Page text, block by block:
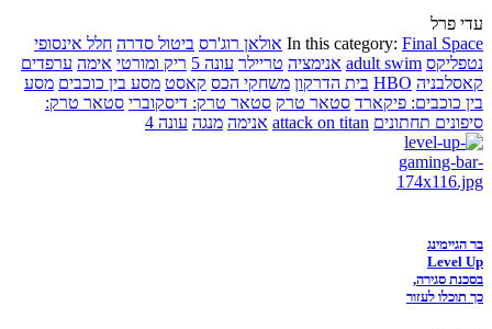
עדי פרל
In this category: Final Space אולאן רוג'רס ביטול סדרה חלל אינסופי
נטפליקס adult swim אנימציה טריילר עונה 5 ריק ומורטי אימה ערפדים
קאסלבניה HBO בית הדרקון משחקי הכס קאסט מסע בין כוכבים מסע
בין כוכבים: פיקארד סטאר טרק סטאר טרק: דיסקוברי סטאר טרק:
סיפונים תחתונים attack on titan אנימה מנגה עונה 4
בר הגיימינג
Level Up
בסכנת סגירה,
כך תוכלו לעזור